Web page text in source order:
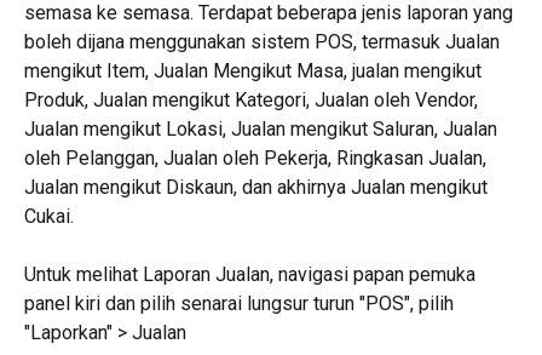
semasa ke semasa. Terdapat beberapa jenis laporan yang
boleh dijana menggunakan sistem POS, termasuk Jualan
mengikut Item, Jualan Mengikut Masa, jualan mengikut
Produk, Jualan mengikut Kategori, Jualan oleh Vendor,
Jualan mengikut Lokasi, Jualan mengikut Saluran, Jualan
oleh Pelanggan, Jualan oleh Pekerja, Ringkasan Jualan,
Jualan mengikut Diskaun, dan akhirnya Jualan mengikut
Cukai.
Untuk melihat Laporan Jualan, navigasi papan pemuka
panel kiri dan pilih senarai lungsur turun "POS", pilih
"Laporkan" > Jualan